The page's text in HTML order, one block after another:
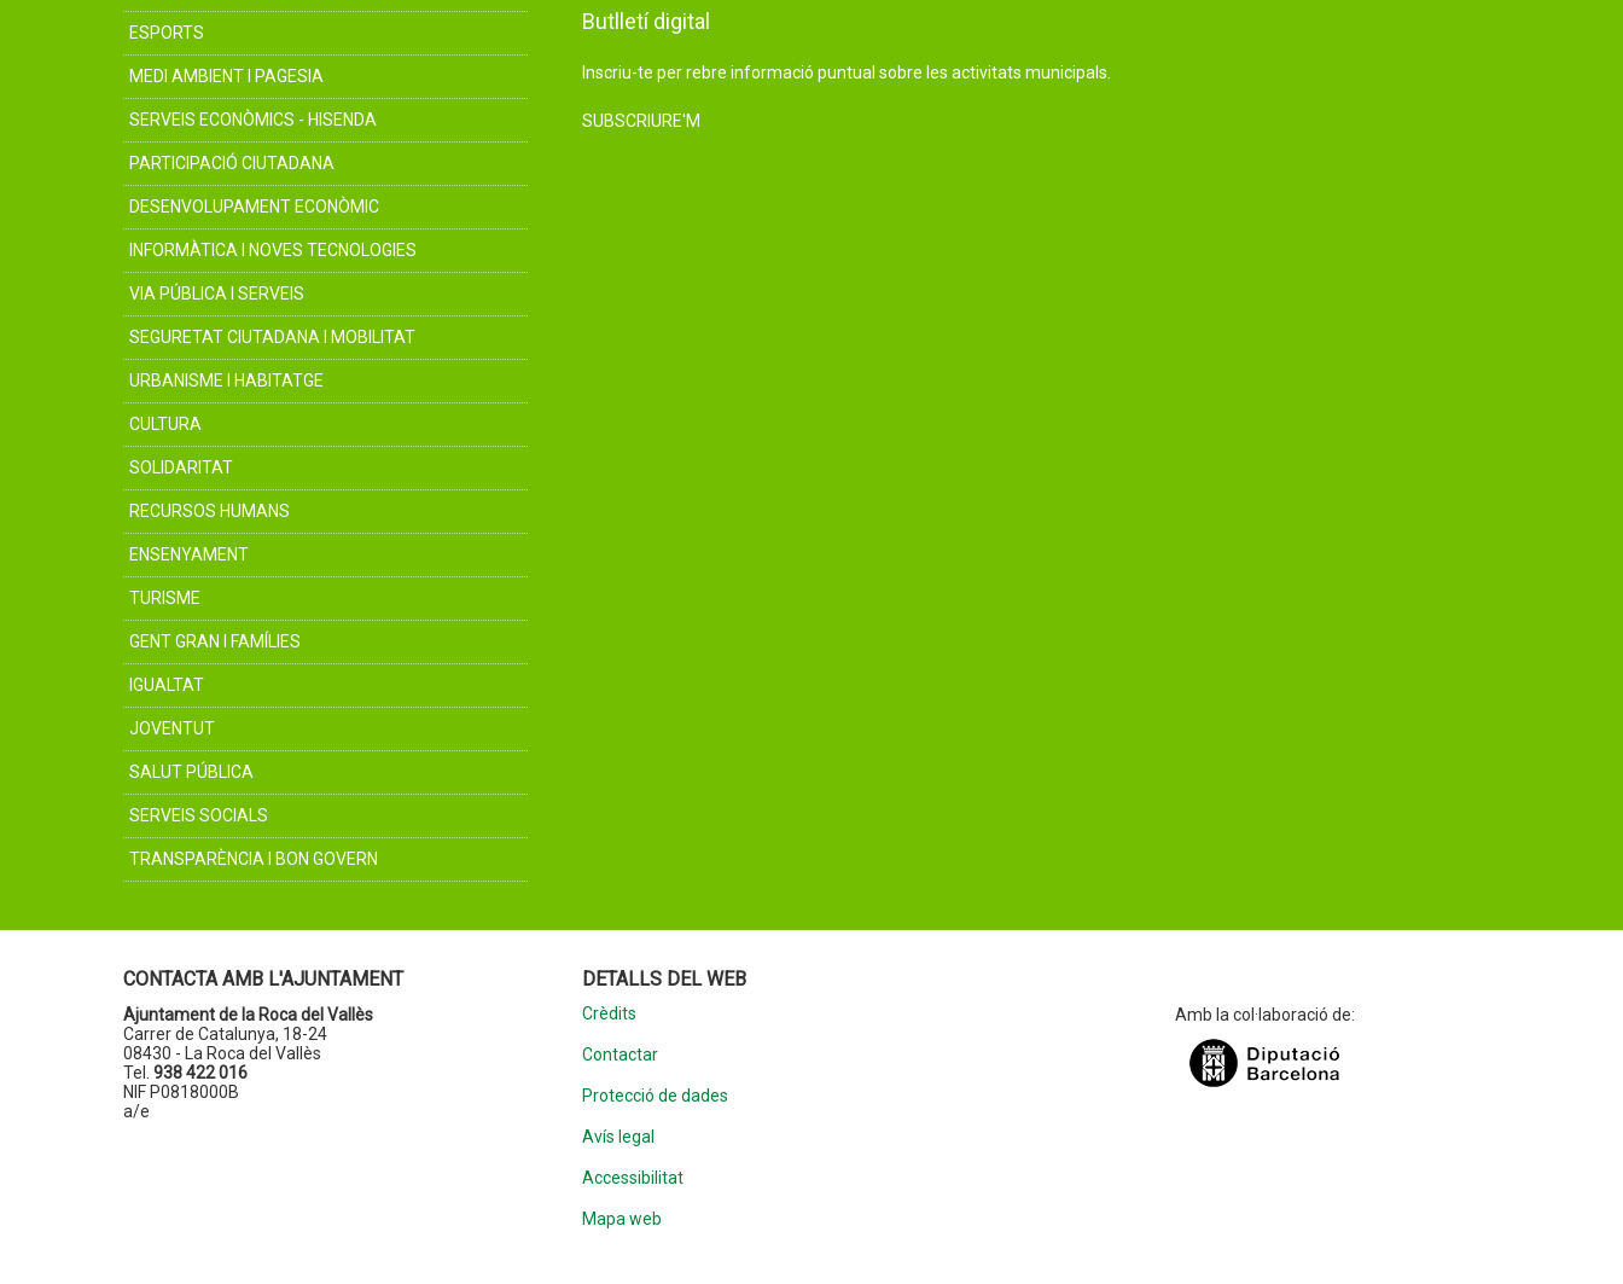
ESPORTS
MEDI AMBIENT I PAGESIA
SERVEIS ECONÒMICS - HISENDA
PARTICIPACIÓ CIUTADANA
DESENVOLUPAMENT ECONÒMIC
INFORMÀTICA I NOVES TECNOLOGIES
VIA PÚBLICA I SERVEIS
SEGURETAT CIUTADANA I MOBILITAT
URBANISME I HABITATGE
CULTURA
SOLIDARITAT
RECURSOS HUMANS
ENSENYAMENT
TURISME
GENT GRAN I FAMÍLIES
IGUALTAT
JOVENTUT
SALUT PÚBLICA
SERVEIS SOCIALS
TRANSPARÈNCIA I BON GOVERN
Butlletí digital
Inscriu-te per rebre informació puntual sobre les activitats municipals.
SUBSCRIURE'M
CONTACTA AMB L'AJUNTAMENT
Ajuntament de la Roca del Vallès
Carrer de Catalunya, 18-24
08430 - La Roca del Vallès
Tel. 938 422 016
NIF P0818000B
a/e
DETALLS DEL WEB
Crèdits
Contactar
Protecció de dades
Avís legal
Accessibilitat
Mapa web
Amb la col·laboració de: